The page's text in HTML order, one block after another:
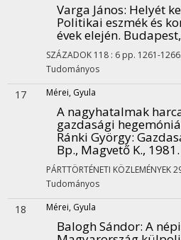
Varga János: Helyét
Politikai eszmék és
évek elején.
SZÁZADOK 118 : 6 pp. 1261-
Tudományos
17 Mérei, Gyula
A nagyhatalmak
gazdasági
Ránki György:
Bp., Magvető K.,
PÁRTTÖRTÉNETI KÖZLEMÉNYEK
Tudományos
18 Mérei, Gyula
Balogh Sándor: A